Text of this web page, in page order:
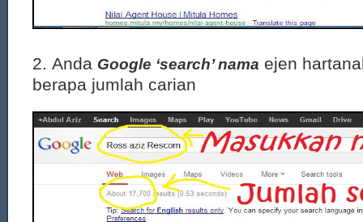
2. Anda Google ‘search’ nama ejen
berapa jumlah carian